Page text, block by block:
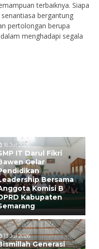
terbaiknya. Siapa
bergantung
pertolongan berupa
menghadapi segala
16 Jul 2026
IT Darul Fikri
Gelar
Bersama
Komisi B
Kabupaten
13 Jul 2026
Generasi